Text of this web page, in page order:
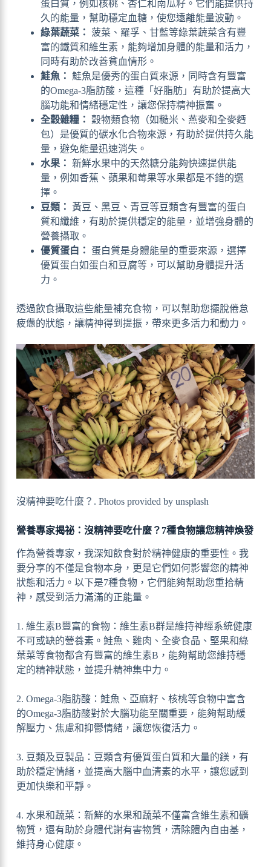
蛋白質，例如核桃、杏仁和南瓜籽。它們能提供持
久的能量，幫助穩定血糖，使您遠離能量波動。
綠葉蔬菜： 菠菜、羅孚、甘藍等綠葉蔬菜含有豐
富的鐵質和維生素，能夠增加身體的能量和活力，
同時有助於改善貧血情形。
鮭魚： 鮭魚是優秀的蛋白質來源，同時含有豐富
的Omega-3脂肪酸，這種「好脂肪」有助於提高大
腦功能和情緒穩定性，讓您保持精神振奮。
全穀雜糧： 穀物類食物（如糙米、燕麥和全麥麪
包）是優質的碳水化合物來源，有助於提供持久能
量，避免能量迅速消失。
水果： 新鮮水果中的天然糖分能夠快速提供能
量，例如香蕉、蘋果和莓果等水果都是不錯的選
擇。
豆類：
黃豆、黑豆、青豆等豆類含有豐富的蛋白
質和纖維，有助於提供穩定的能量，並增強身體的
營養攝取。
優質蛋白： 蛋白質是身體能量的重要來源，選擇
優質蛋白如蛋白和豆腐等，可以幫助身體提升活
力。
透過飲食攝取這些能量補充食物，可以幫助您擺脫倦怠
疲憊的狀態，讓精神得到提振，帶來更多活力和動力。
沒精神要吃什麼？. Photos provided by unsplash
營養專家揭祕：沒精神要吃什麼？7種食物讓您精神煥發
作為營養專家，我深知飲食對於精神健康的重要性。我
要分享的不僅是食物本身，更是它們如何影響您的精神
狀態和活力。以下是7種食物，它們能夠幫助您重拾精
神，感受到活力滿滿的正能量。
1. 維生素B豐富的食物：維生素B群是維持神經系統健康
不可或缺的營養素。鮭魚、雞肉、全麥食品、堅果和綠
葉菜等食物都含有豐富的維生素B，能夠幫助您維持穩
定的精神狀態，並提升精神集中力。
2. Omega-3脂肪酸：鮭魚、亞麻籽、核桃等食物中富含
的Omega-3脂肪酸對於大腦功能至關重要，能夠幫助緩
解壓力、焦慮和抑鬱情緒，讓您恢復活力。
3. 豆類及豆製品：豆類含有優質蛋白質和大量的鎂，有
助於穩定情緒，並提高大腦中血清素的水平，讓您感到
更加快樂和平靜。
4. 水果和蔬菜：新鮮的水果和蔬菜不僅富含維生素和礦
物質，還有助於身體代謝有害物質，清除體內自由基，
維持身心健康。